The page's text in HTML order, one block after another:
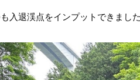
入退渓点をインプットできまし